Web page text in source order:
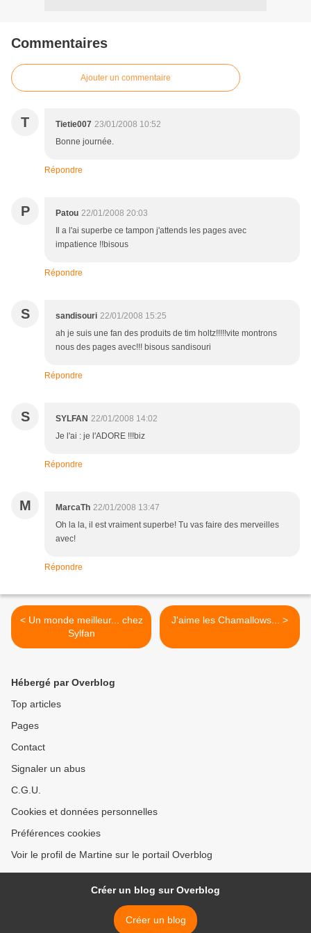
Commentaires
Ajouter un commentaire
T Tietie007 23/01/2008 10:52
Bonne journée.
Répondre
P Patou 22/01/2008 20:03
Il a l'ai superbe ce tampon j'attends les pages avec
impatience !!bisous
Répondre
S sandisouri 22/01/2008 15:25
ah je suis une fan des produits de tim holtz!!!!!vite montrons
nous des pages avec!!! bisous sandisouri
Répondre
S SYLFAN 22/01/2008 14:02
Je l'ai : je l'ADORE !!!biz
Répondre
M MarcaTh 22/01/2008 13:47
Oh la la, il est vraiment superbe! Tu vas faire des merveilles
avec!
Répondre
< Un monde meilleur... chez
Sylfan
J'aime les Chamallows... >
Hébergé par Overblog
Top articles
Pages
Contact
Signaler un abus
C.G.U.
Cookies et données personnelles
Préférences cookies
Voir le profil de Martine sur le portail Overblog
Créer un blog sur Overblog
Créer un blog